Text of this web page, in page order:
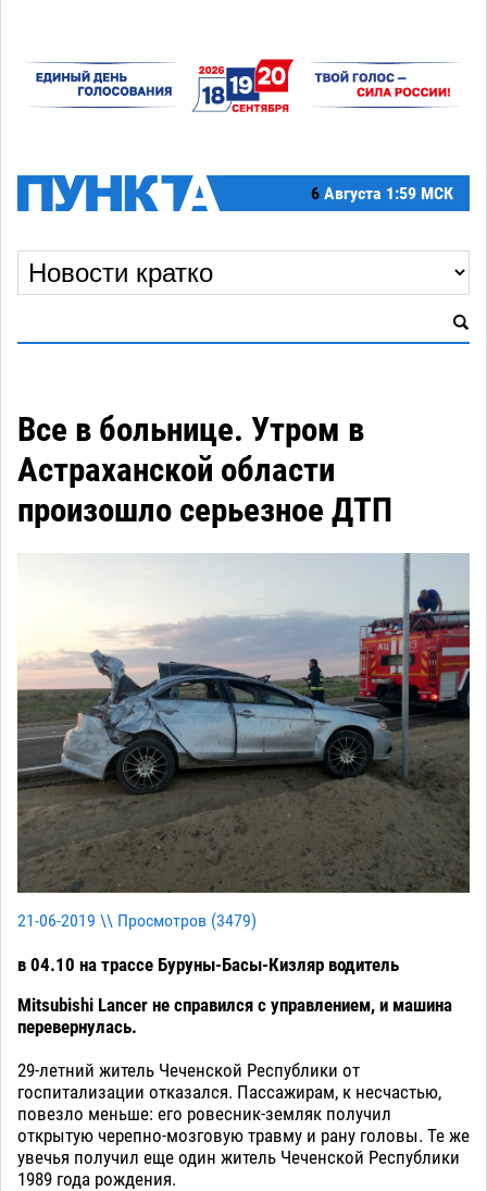
6 Августа 1:59 МСК
Все в больнице. Утром в
Астраханской области
произошло серьезное ДТП
21-06-2019 \\ Просмотров (3479)
в 04.10 на трассе Буруны-Басы-Кизляр водитель
Mitsubishi Lancer не справился с управлением, и машина
перевернулась.
29-летний житель Чеченской Республики от
госпитализации отказался. Пассажирам, к несчастью,
повезло меньше: его ровесник-земляк получил
открытую черепно-мозговую травму и рану головы. Те же
увечья получил еще один житель Чеченской Республики
1989 года рождения.